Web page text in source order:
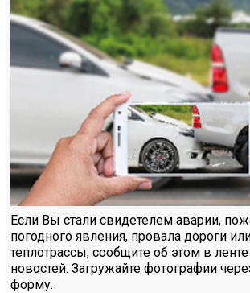
Если Вы стали свидетелем аварии,
погодного явления, провала дороги
теплотрассы, сообщите об этом в
новостей. Загружайте фотографии
форму.